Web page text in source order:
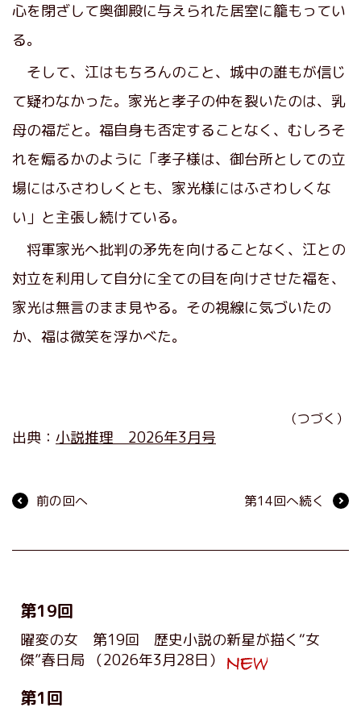
心を閉ざして奥御殿に与えられた居室に籠もってい
る。
そして、江はもちろんのこと、城中の誰もが信じ
て疑わなかった。家光と孝子の仲を裂いたのは、乳
母の福だと。福自身も否定することなく、むしろそ
れを煽るかのように「孝子様は、御台所としての立
場にはふさわしくとも、家光様にはふさわしくな
い」と主張し続けている。
将軍家光へ批判の矛先を向けることなく、江との
対立を利用して自分に全ての目を向けさせた福を、
家光は無言のまま見やる。その視線に気づいたの
か、福は微笑を浮かべた。
（つづく）
出典： 小説推理 2026年3月号
前の回へ 第14回へ続く
第19回
曜変の女 第19回 歴史小説の新星が描く“女
傑”春日局
（2026年3月28日）
第1回